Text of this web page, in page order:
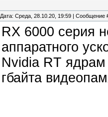
Дата: Среда, 28.10.20, 19:59 | Сообщение
RX 6000 серия
аппаратного
Nvidia RT ядрам
гбайта